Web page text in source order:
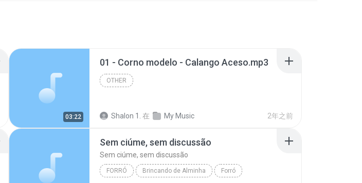
03:22
01 - Corno modelo - Calango Aceso.mp3
OTHER
Shalon 1. 在 My Music 2年之前
Sem ciúme, sem discussão
Sem ciúme, sem discussão
FORRÓ Brincando de Alminha Forró